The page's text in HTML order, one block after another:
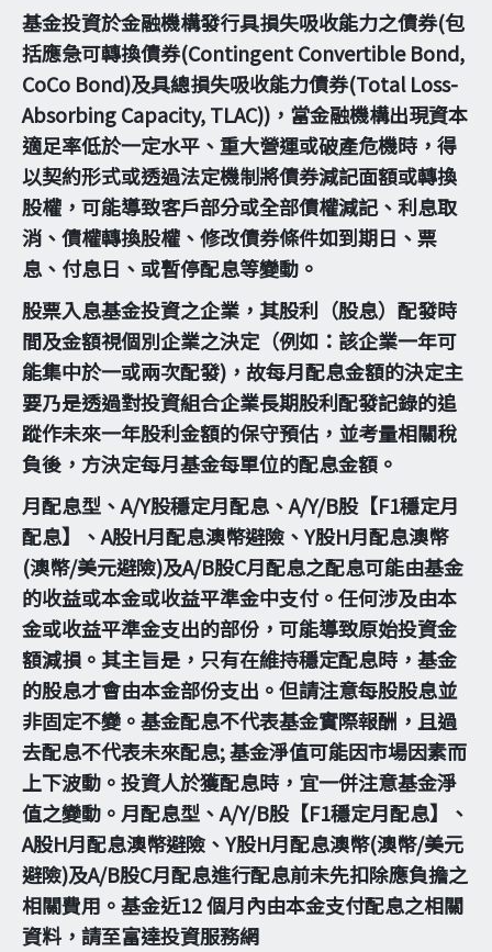
基金投資於金融機構發行具損失吸收能力之債券(包
括應急可轉換債券(Contingent Convertible Bond,
CoCo Bond)及具總損失吸收能力債券(Total Loss-
Absorbing Capacity, TLAC))，當金融機構出現資本
適足率低於一定水平、重大營運或破產危機時，得
以契約形式或透過法定機制將債券減記面額或轉換
股權，可能導致客戶部分或全部債權減記、利息取
消、債權轉換股權、修改債券條件如到期日、票
息、付息日、或暫停配息等變動。
股票入息基金投資之企業，其股利（股息）配發時
間及金額視個別企業之決定（例如：該企業一年可
能集中於一或兩次配發)，故每月配息金額的決定主
要乃是透過對投資組合企業長期股利配發記錄的追
蹤作未來一年股利金額的保守預估，並考量相關稅
負後，方決定每月基金每單位的配息金額。
月配息型、A/Y股穩定月配息、A/Y/B股【F1穩定月
配息】、A股H月配息澳幣避險、Y股H月配息澳幣
(澳幣/美元避險)及A/B股C月配息之配息可能由基金
的收益或本金或收益平準金中支付。任何涉及由本
金或收益平準金支出的部份，可能導致原始投資金
額減損。其主旨是，只有在維持穩定配息時，基金
的股息才會由本金部份支出。但請注意每股股息並
非固定不變。基金配息不代表基金實際報酬，且過
去配息不代表未來配息; 基金淨值可能因市場因素而
上下波動。投資人於獲配息時，宜一併注意基金淨
值之變動。月配息型、A/Y/B股【F1穩定月配息】、
A股H月配息澳幣避險、Y股H月配息澳幣(澳幣/美元
避險)及A/B股C月配息進行配息前未先扣除應負擔之
相關費用。基金近12 個月內由本金支付配息之相關
資料，請至富達投資服務網